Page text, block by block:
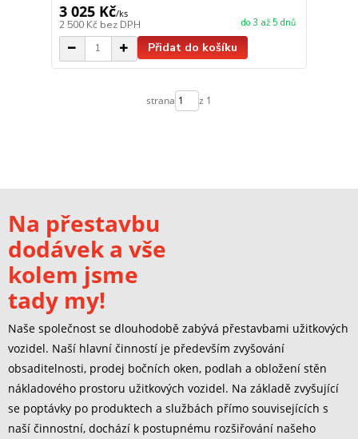
3 025 Kč/ks
2 500 Kč bez DPH do 3 až 5 dnů
Přidat do košíku
strana z 1
Na přestavbu
dodávek a vše
kolem jsme
tady my!
Naše společnost se dlouhodobě zabývá přestavbami užitkových
vozidel. Naší hlavní činností je především zvyšování
obsaditelnosti, prodej bočních oken, podlah a obložení stěn
nákladového prostoru užitkových vozidel. Na základě zvyšující
se poptávky po produktech a službách přímo souvisejících s
naší činnostní, dochází k postupnému rozšiřování našeho